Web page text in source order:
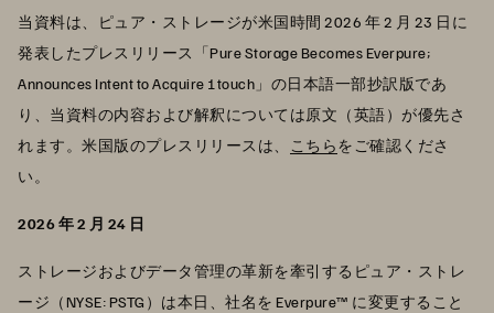
当資料は、ピュア・ストレージが米国時間 2026 年 2 月 23 日に
発表したプレスリリース「Pure Storage Becomes Everpure;
Announces Intent to Acquire 1touch」の日本語一部抄訳版であ
り、当資料の内容および解釈については原文（英語）が優先さ
れます。米国版のプレスリリースは、
こちらをご確認くださ
い。
2026 年 2 月 24 日
ストレージおよびデータ管理の革新を牽引するピュア・ストレ
ージ（NYSE: PSTG）は本日、社名を Everpure™ に変更すること